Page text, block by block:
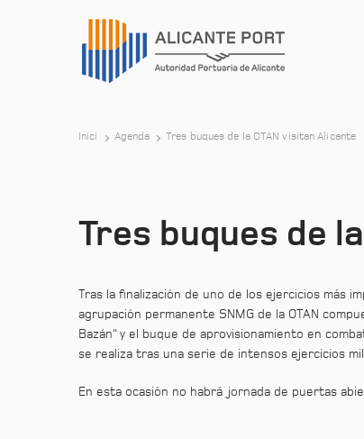
Inici Agenda Tres buques de la OTAN visitan Alicante
Tres buques de
Tras la finalización de uno de los ejercicios más
agrupación permanente SNMG de la OTAN
Bazán” y el buque de aprovisionamiento en
se realiza tras una serie de intensos ejercicios
En esta ocasión no habrá jornada de puertas